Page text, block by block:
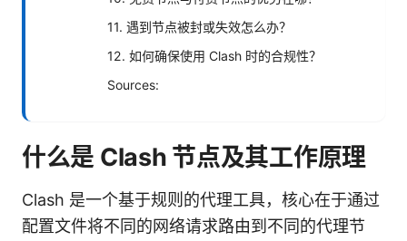
11. 遇到节点被封或失效怎么办？
12. 如何确保使用 Clash 时的合规性？
Sources:
什么是 Clash 节点及其工作原理
Clash 是一个基于规则的代理工具，核心在于通过
配置文件将不同的网络请求路由到不同的代理节